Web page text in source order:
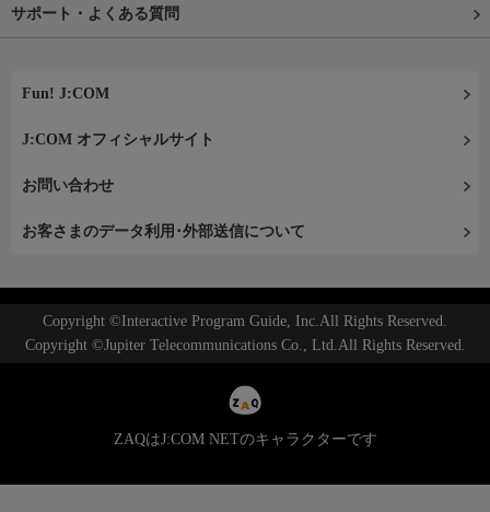
サポート・よくある質問
Fun! J:COM
J:COM オフィシャルサイト
お問い合わせ
お客さまのデータ利用･外部送信について
Copyright ©Interactive Program Guide, Inc.All Rights Reserved.
Copyright ©Jupiter Telecommunications Co., Ltd.All Rights Reserved.
ZAQはJ:COM NETのキャラクターです